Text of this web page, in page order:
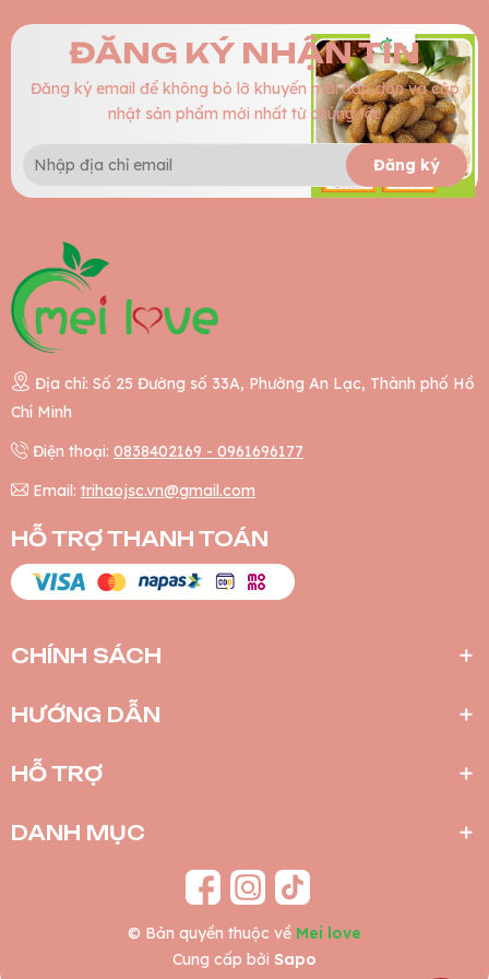
ĐĂNG KÝ NHẬN TIN
Đăng ký email để không bỏ lỡ khuyến mãi hấp dẫn và cập
nhật sản phẩm mới nhất từ chúng tôi!
Đăng ký
Địa chỉ: Số 25 Đường số 33A, Phường An Lạc, Thành phố Hồ
Chí Minh
Điện thoại: 0838402169 - 0961696177
Email: trihaojsc.vn@gmail.com
HỖ TRỢ THANH TOÁN
CHÍNH SÁCH
HƯỚNG DẪN
HỖ TRỢ
DANH MỤC
© Bản quyền thuộc về Mei love
Cung cấp bởi Sapo